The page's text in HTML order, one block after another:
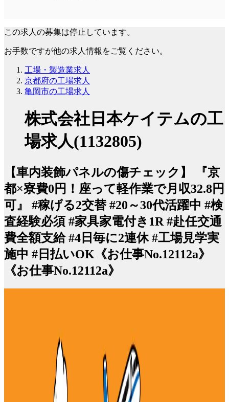
この求人の募集は停止しています。
お手数ですが他の求人情報をご覧ください。
工場・製造業求人
京都府の工場求人
亀岡市の工場求人
株式会社日本ケイテムの工
場求人(1132805)
【車内装飾パネルの傷チェック】 『京
都×寮費0円！座って軽作業で月収32.8円
可』 #稼げる2交替 #20～30代活躍中 #検
査経験必須 #家具家電付き1R #赴任交通
費全額支給 #4日毎に2連休 #工場見学実
施中 #日払いOK《お仕事No.12112a》
《お仕事No.12112a》